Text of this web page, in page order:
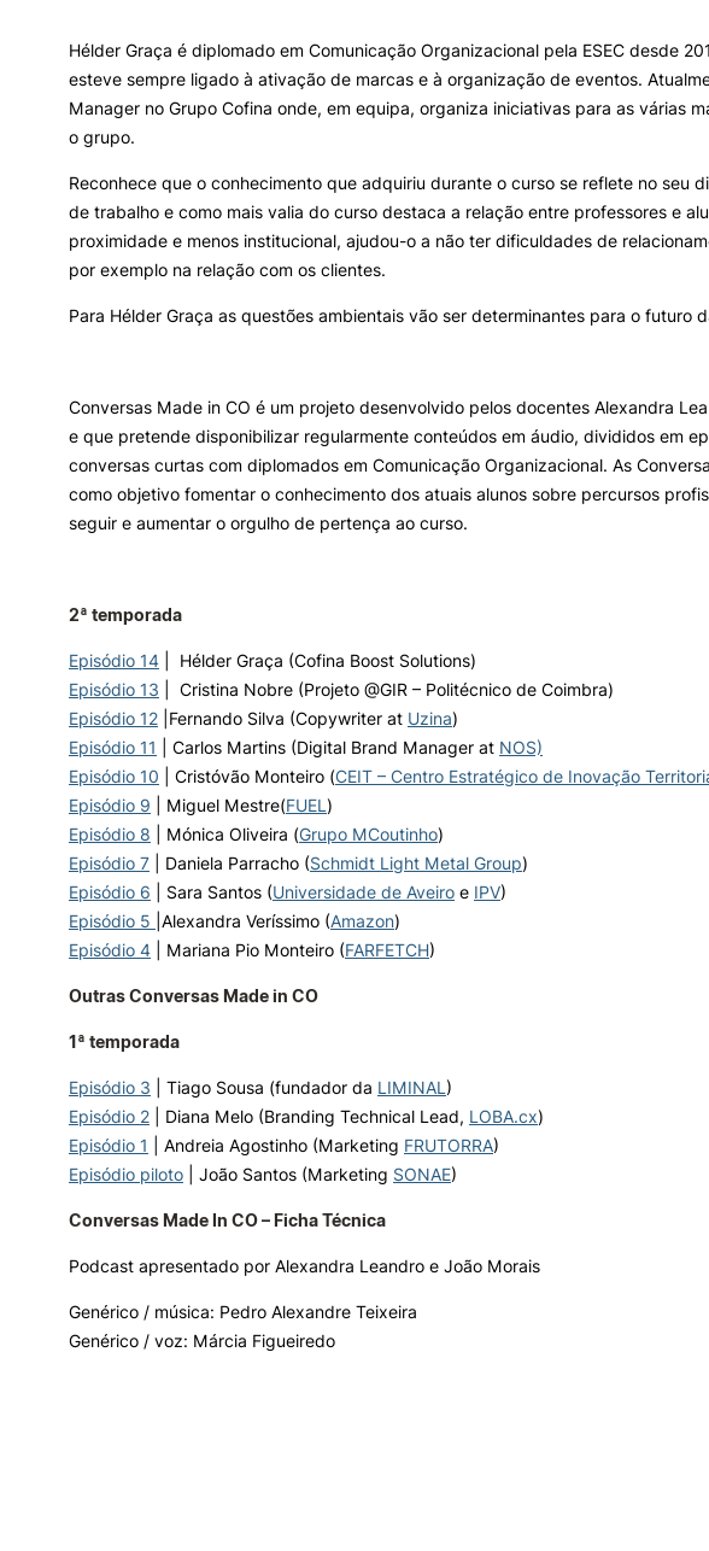
INVESTIGAÇÃO E
PROJETOS
Prémios e Distinções
Núcleos de Investigação
Laboratório ROBOCORP
ALUNOS
Bolsas
Horários
Recursos
Regulamentos e Despachos
Estatutos Especiais
KNOWLEDGE
Pós-Graduações
Microcredenciações
Escola de Línguas
Formative Offer General
Search
Hélder Graça é diplomado em Comunicação Organizacional pela ESEC desde
esteve sempre ligado à ativação de marcas e à organização de eventos.
Manager no Grupo Cofina onde, em equipa, organiza iniciativas para as várias
o grupo.
Reconhece que o conhecimento que adquiriu durante o curso se reflete no seu
de trabalho e como mais valia do curso destaca a relação entre professores e
proximidade e menos institucional, ajudou-o a não ter dificuldades de
por exemplo na relação com os clientes.
Para Hélder Graça as questões ambientais vão ser determinantes para o futuro
Conversas Made in CO é um projeto desenvolvido pelos docentes Alexandra
e que pretende disponibilizar regularmente conteúdos em áudio, divididos em
conversas curtas com diplomados em Comunicação Organizacional. As
como objetivo fomentar o conhecimento dos atuais alunos sobre percursos
seguir e aumentar o orgulho de pertença ao curso.
2ª temporada
Episódio 14
Hélder Graça (Cofina Boost Solutions)
Episódio 13
Cristina Nobre (Projeto @GIR – Politécnico de Coimbra)
Episódio 12 |Fernando Silva (Copywriter at Uzina)
Episódio 11
| Carlos Martins (Digital Brand Manager at NOS)
Episódio 10 | Cristóvão Monteiro (CEIT – Centro Estratégico de Inovação
Episódio 9
Miguel Mestre(FUEL )
Episódio 8
Mónica Oliveira (Grupo MCoutinho)
Episódio 7 | Daniela Parracho (Schmidt Light Metal Group)
Episódio 6 | Sara Santos (Universidade de Aveiro e IPV)
Episódio 5 |Alexandra Veríssimo (Amazon)
Episódio 4 | Mariana Pio Monteiro (FARFETCH)
Outras Conversas Made in CO
1ª temporada
Episódio 3 | Tiago Sousa (fundador da LIMINAL )
Episódio 2 | Diana Melo (Branding Technical Lead, LOBA.cx)
Episódio 1
| Andreia Agostinho (Marketing FRUTORRA)
Episódio piloto | João Santos (Marketing SONAE)
Conversas Made In CO – Ficha Técnica
Podcast apresentado por Alexandra Leandro e João Morais
Genérico / música: Pedro Alexandre Teixeira
Genérico / voz: Márcia Figueiredo